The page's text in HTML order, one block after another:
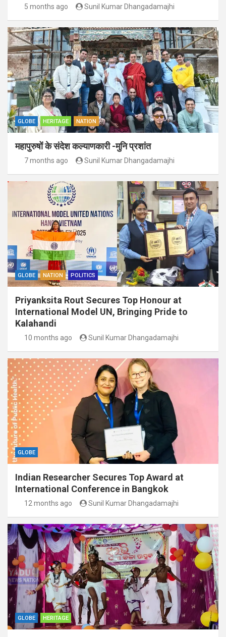
5 months ago Sunil Kumar Dhangadamajhi
GLOBE HERITAGE NATION
महापुरुषों के संदेश कल्याणकारी -मुनि प्रशांत
7 months ago Sunil Kumar Dhangadamajhi
GLOBE NATION POLITICS
Priyanksita Rout Secures Top Honour at
International Model UN, Bringing Pride to
Kalahandi
10 months ago Sunil Kumar Dhangadamajhi
GLOBE
Indian Researcher Secures Top Award at
International Conference in Bangkok
12 months ago Sunil Kumar Dhangadamajhi
GLOBE HERITAGE